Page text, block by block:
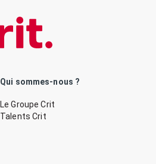
Qui sommes-nous ?
Le Groupe Crit
Talents Crit